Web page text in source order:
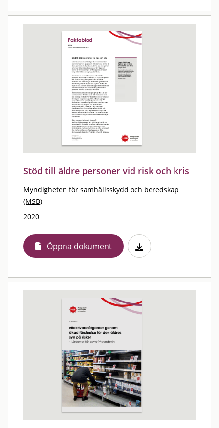
Stöd till äldre personer vid risk och kris
Myndigheten för samhällsskydd och beredskap
(MSB)
2020
Öppna dokument